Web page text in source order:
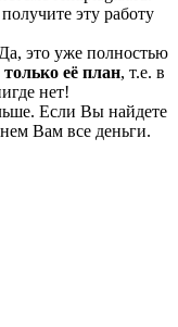
эту работу
это уже полностью
только её план, т.е. в
нет!
Если Вы найдете
Вам все деньги.